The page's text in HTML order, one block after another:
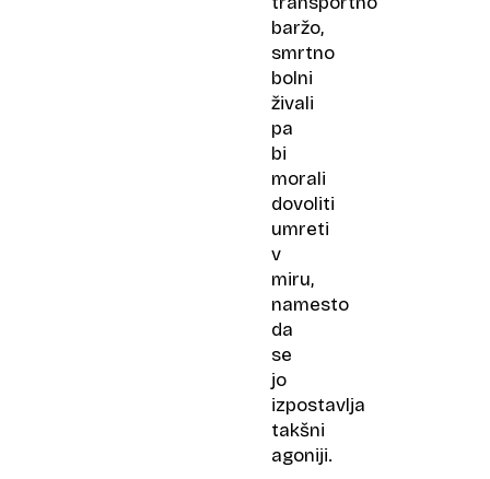
baržo,
smrtno
bolni
živali
pa
bi
morali
dovoliti
umreti
v
miru,
namesto
da
se
jo
izpostavlja
takšni
agoniji.